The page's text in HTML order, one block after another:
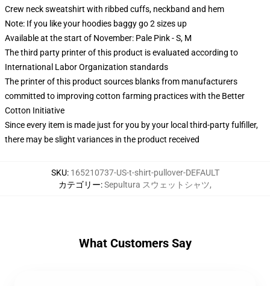
Crew neck sweatshirt with ribbed cuffs, neckband and hem
Note: If you like your hoodies baggy go 2 sizes up
Available at the start of November: Pale Pink - S, M
The third party printer of this product is evaluated according to
International Labor Organization standards
The printer of this product sources blanks from manufacturers
committed to improving cotton farming practices with the Better
Cotton Initiative
Since every item is made just for you by your local third-party fulfiller,
there may be slight variances in the product received
SKU: 165210737-US-t-shirt-pullover-DEFAULT
カテゴリー:Sepultura スウェットシャツ,
What Customers Say